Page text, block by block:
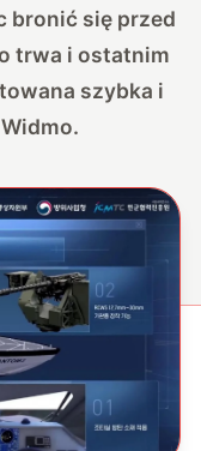
bronić się przed
trwa i ostatnim
szybka i